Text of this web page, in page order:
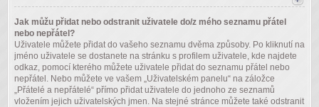
Jak můžu přidat nebo odstranit uživatele do/z mého seznamu přátel
nebo nepřátel?
Uživatele můžete přidat do vašeho seznamu dvěma způsoby. Po kliknutí na
jméno uživatele se dostanete na stránku s profilem uživatele, kde najdete
odkaz, pomocí kterého můžete uživatele přidat do seznamu přátel nebo
nepřátel. Nebo můžete ve vašem „Uživatelském panelu“ na záložce
„Přátelé a nepřátelé“ přímo přidat uživatele do jednoho ze seznamů
vložením jejich uživatelských jmen. Na stejné stránce můžete také odstranit